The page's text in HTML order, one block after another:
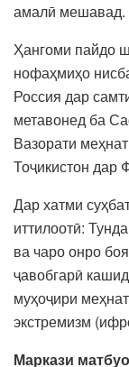
амалӣ мешавад.
Ҳангоми пайдо
нофаҳмиҳо
Россия дар
метавонед ба
Вазорати
Тоҷикистон дар
Дар хатми
иттилоотӣ:
ва чаро онро
ҷавобгарӣ
муҳоҷири
экстремизм
Маркази